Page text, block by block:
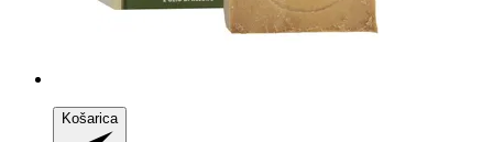
Košarica